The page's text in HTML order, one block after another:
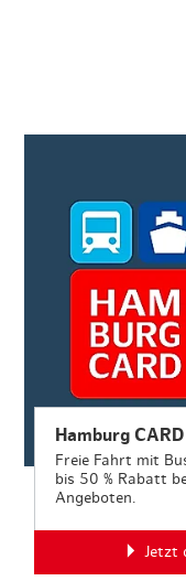
Hamburg CARD
Freie Fahrt mit
bis 50 % Rabatt
Angeboten.
Jetzt